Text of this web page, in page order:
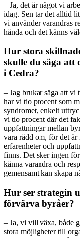
– Ja, det är något vi
idag. Sen tar det alltid
vi använder varandras
hända och det känns
Hur stora
skulle du säga att
i Cedra?
– Jag brukar säga att vi
har vi tio procent som
syndromet, enkelt
vi tio procent där det
uppfattningar mellan
vara rädd om, för det
erfarenheter och
finns. Det sker ingen
känna varandra och
gemensamt kan skapa
Hur ser strategin
förvärva byråer?
– Ja, vi vill växa, både
stora möjligheter till